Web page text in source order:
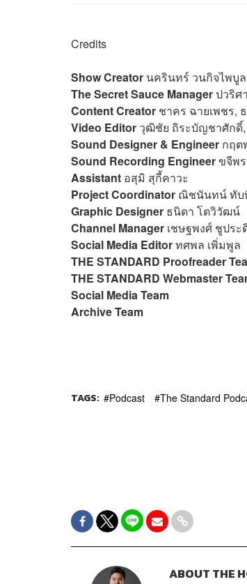
Credits
Show Creator นครินทร์ วนกิจไพบู
The Secret Sauce Managerปวริศ
Content Creator ชาคร ฉายเพชร,
Video Editor วุฒิชัย ถิระบัญชาศักดิ์
Sound Designer & Engineer กฤต
Sound Recording Engineerขจีพ
Assistant อสุมิ สุกี้คาวะ
Project Coordinator ณิชนันทน์ ทับ
Graphic Designer ธนิดา โตวิวัฒน์
Channel Manager เชษฐพงศ์ ชูประ
Social Media Editorทศพล เพิ่มพูล
THE STANDARD Proofreader
THE STANDARD Webmaster
Social Media Team
Archive Team
TAGS: Podcast The Standard
ABOUT THE